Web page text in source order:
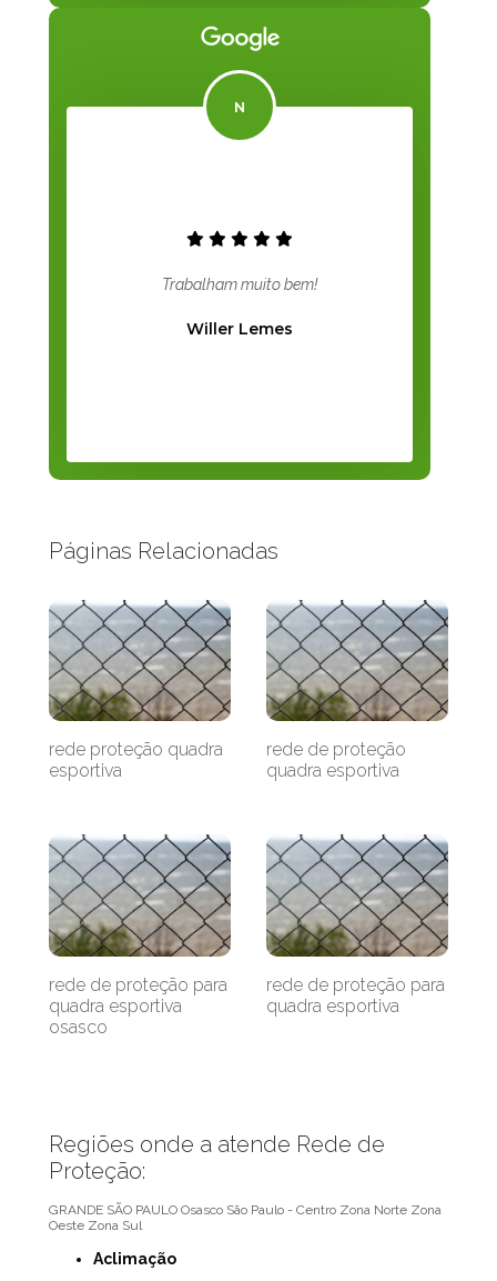
Trabalham muito bem!
Willer Lemes
Páginas Relacionadas
rede proteção quadra
esportiva
rede de proteção
quadra esportiva
rede de proteção para
quadra esportiva
osasco
rede de proteção para
quadra esportiva
Regiões onde a atende Rede de
Proteção:
GRANDE SÃO PAULO Osasco São Paulo - Centro Zona Norte Zona
Oeste Zona Sul
Aclimação